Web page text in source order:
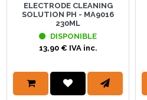
ELECTRODE CLEANING
SOLUTION PH - MA9016
230ML
DISPONIBLE
13,90 € IVA inc.